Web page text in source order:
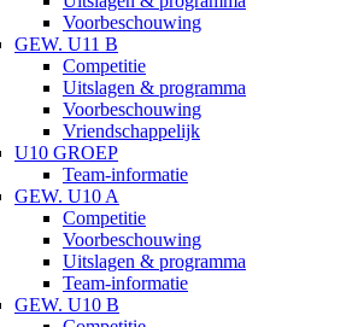
Voorbeschouwing
GEW. U11 B
Competitie
Uitslagen & programma
Voorbeschouwing
Vriendschappelijk
U10 GROEP
Team-informatie
GEW. U10 A
Competitie
Voorbeschouwing
Uitslagen & programma
Team-informatie
GEW. U10 B